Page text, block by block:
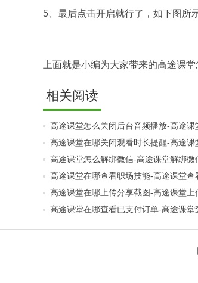
5、最后点击开启就行了，如下图所示
上面就是小编为大家带来的高途课
相关阅读
高途课堂怎么关闭后台音频播放-高途
高途课堂在哪关闭观看时长提醒-高途
高途课堂怎么解绑微信-高途课堂解绑微
高途课堂在哪查看职场技能-高途课堂查
高途课堂在哪上传分享截图-高途课堂上
高途课堂在哪查看已支付订单-高途课